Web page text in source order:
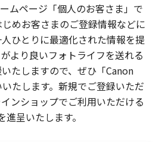
ムページ「個人のお客さま」で
めお客さまのご登録情報などに
ひとりに最適化された情報を提
より良いフォトライフを送れる
たしますので、ぜひ「Canon
たします。新規でご登録いただ
ンショップでご利用いただける
呈いたします。